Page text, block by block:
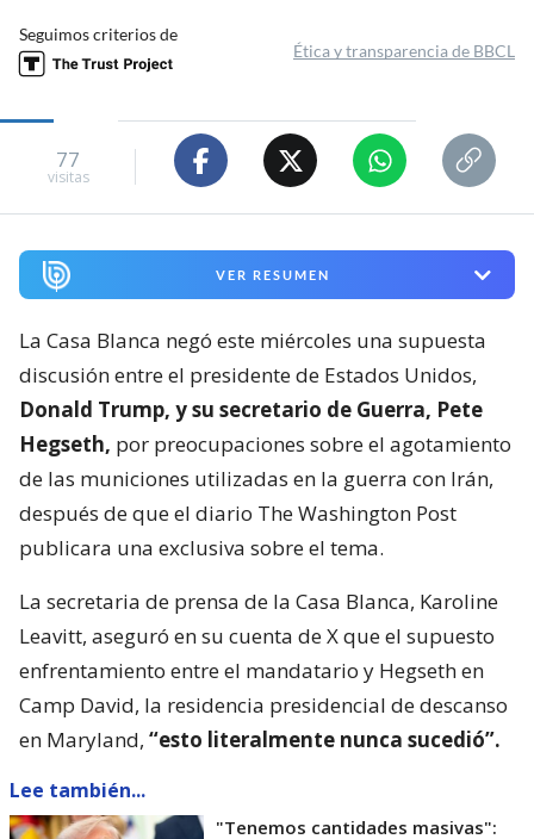
Seguimos criterios de
Ética y transparencia de BBCL
77
visitas
VER RESUMEN
La Casa Blanca negó este miércoles una supuesta
discusión entre el presidente de Estados Unidos,
Donald Trump, y su secretario de Guerra, Pete
Hegseth, por preocupaciones sobre el agotamiento
de las municiones utilizadas en la guerra con Irán,
después de que el diario The Washington Post
publicara una exclusiva sobre el tema.
La secretaria de prensa de la Casa Blanca, Karoline
Leavitt, aseguró en su cuenta de X que el supuesto
enfrentamiento entre el mandatario y Hegseth en
Camp David, la residencia presidencial de descanso
en Maryland, “esto literalmente nunca sucedió”.
Lee también...
"Tenemos cantidades masivas":